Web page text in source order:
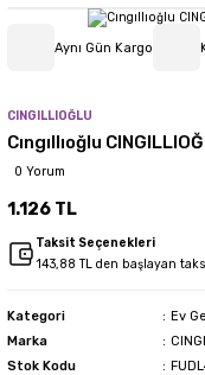
Aynı Gün Kargo
CINGILLIOĞLU
Cıngıllıoğlu
0 Yorum
1.126 TL
Taksit Seçenekleri
143,88 TL den başlayan
Kategori
Ev
Marka
Stok Kodu